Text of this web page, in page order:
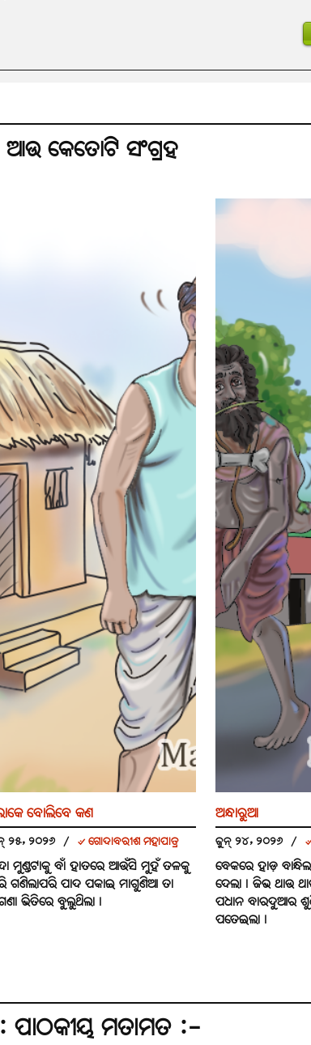
ଆଉ କେତୋଟି ସଂଗ୍ରହ
ବୋଲିବେ କଣ
୨୫, ୨୦୨୬ / ୰ ଗୋଦାବରୀଶ ମହାପାତ୍ର
ମୁଣ୍ଡଟାକୁ ବାଁ ହାତରେ ଆଉଁସି ମୁହଁ ତଳକୁ
ଗଣିଲାପରି ପାଦ ପକାଇ ମାଗୁଣିଆ ତା
ଭିତିରେ ବୁଲୁଥିଲା।
ଅନ୍ଧାରୁଆ
ଜୁନ୍ ୨୪, ୨୦୨୬ /
ବେକରେ ହାଡ଼
ଦେଲା। ଜିଭ ଥାଉ
ପଧାନ ବାରଦୁଆର
ପତେଇଲା।
ପାଠକୀୟ ମତାମତ :-